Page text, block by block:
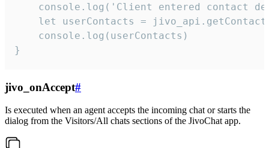
console.log('Client entered contact
let userContacts =
    console.log(userContacts)
}
jivo_onAccept#
Is executed when an agent accepts the incoming chat or starts the
dialog from the Visitors/All chats sections of the JivoChat app.